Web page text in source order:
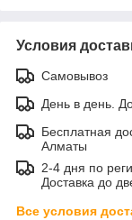
Условия
Самовывоз
День в день.
Бесплатная
Алматы
2-4 дня по
Доставка до
Все условия